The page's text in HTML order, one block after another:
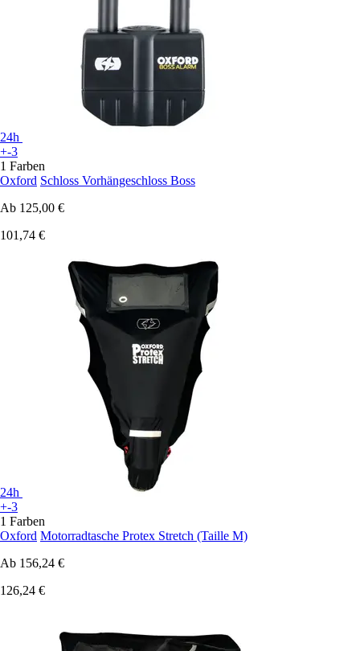
24h
+-3
1 Farben
Oxford Schloss Vorhängeschloss Boss
Ab 125,00 €
101,74 €
24h
+-3
1 Farben
Oxford Motorradtasche Protex Stretch (Taille M)
Ab 156,24 €
126,24 €